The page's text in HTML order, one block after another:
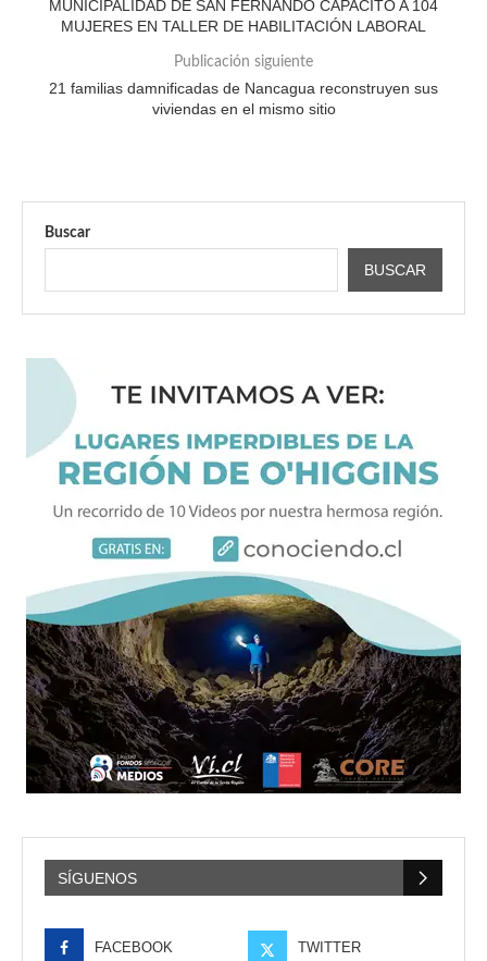
MUNICIPALIDAD DE SAN FERNANDO CAPACITÓ A 104
MUJERES EN TALLER DE HABILITACIÓN LABORAL
Publicación siguiente
21 familias damnificadas de Nancagua reconstruyen sus
viviendas en el mismo sitio
Buscar
BUSCAR
SÍGUENOS
FACEBOOK TWITTER